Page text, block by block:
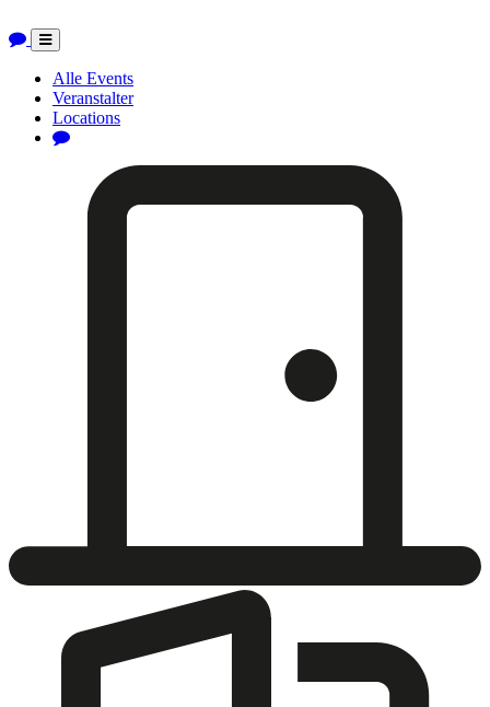
Toggle
navigation
Alle Events
Veranstalter
Locations